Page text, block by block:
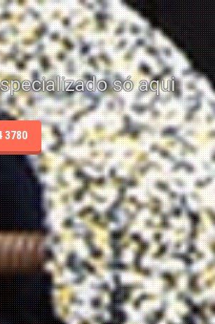
só aqui
3780